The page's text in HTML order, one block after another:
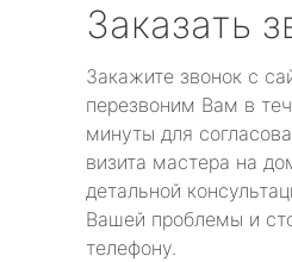
Заказать
Закажите звонок с
перезвоним Вам в
минуты для
визита мастера на
детальной
Вашей проблемы и
телефону.